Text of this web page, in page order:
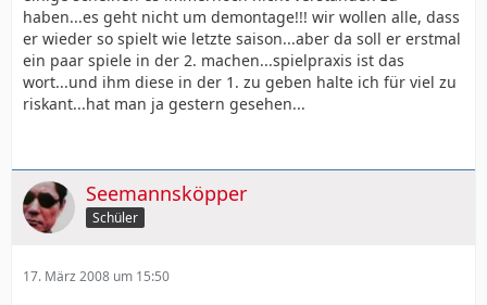
haben...es geht nicht um demontage!!! wir wollen alle, dass
er wieder so spielt wie letzte saison...aber da soll er erstmal
ein paar spiele in der 2. machen...spielpraxis ist das
wort...und ihm diese in der 1. zu geben halte ich für viel zu
riskant...hat man ja gestern gesehen...
Seemannsköpper
Schüler
17. März 2008 um 15:50